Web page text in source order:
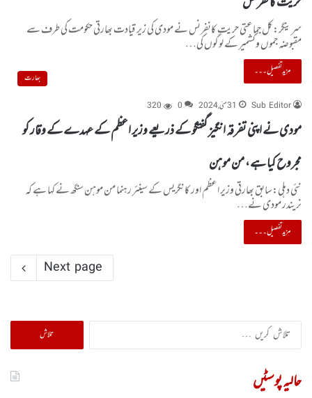
سرینگر:کل جماعتی حریت کانفرنس نے مودی کی زیر قیادت بھارتی حکومت کی طرف سے
مقبوضہ جموں وکشمیر کے لوگوں کی…
مزید تفصیل۔۔۔
بھارت
Sub Editor
31 مئی, 2024 0
320
مودی نے اپنی تفرقہ انگیز گفتگو کے ذریعے وزیر اعظم کے عہدے کے وقار کو
مجروح کیا ہے، من موہن
نئی دہلی:سابق بھارتی وزیر اعظم اور کانگریس کے سینئر رہنما من موہن سنگھ نے کہا ہے کہ
نریندر مودی نے…
مزید تفصیل۔۔۔
Next page
تلاش
کریں
حالیہ پوسٹیں